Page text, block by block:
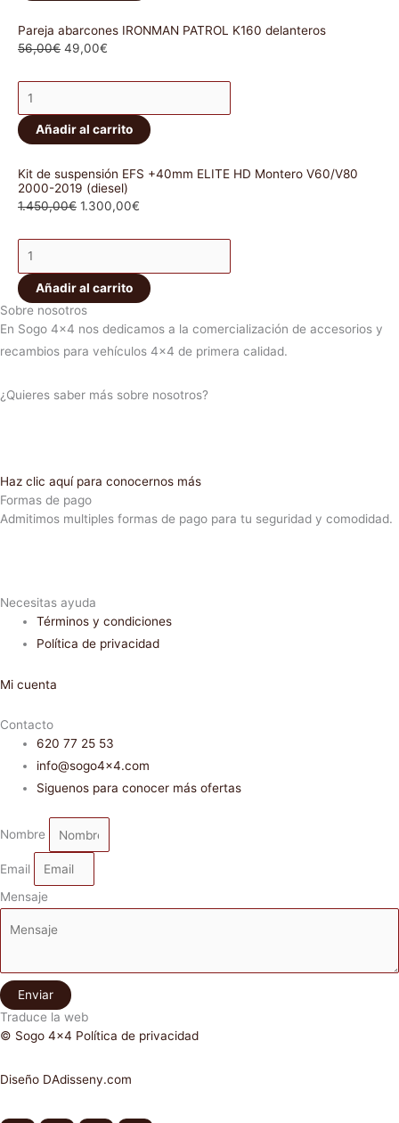
Pareja abarcones IRONMAN PATROL K160 delanteros
56,00€ 49,00€
Añadir al carrito
Kit de suspensión EFS +40mm ELITE HD Montero V60/V80
2000-2019 (diesel)
1.450,00€ 1.300,00€
Añadir al carrito
Sobre nosotros
En Sogo 4×4 nos dedicamos a la comercialización de accesorios y
recambios para vehículos 4×4 de primera calidad.
¿Quieres saber más sobre nosotros?
Haz clic aquí para conocernos más
Formas de pago
Admitimos multiples formas de pago para tu seguridad y comodidad.
Necesitas ayuda
Términos y condiciones
Política de privacidad
Mi cuenta
Contacto
620 77 25 53
info@sogo4x4.com
Siguenos para conocer más ofertas
Nombre
Email
Mensaje
Enviar
Traduce la web
© Sogo 4x4 Política de privacidad
Diseño DAdisseny.com